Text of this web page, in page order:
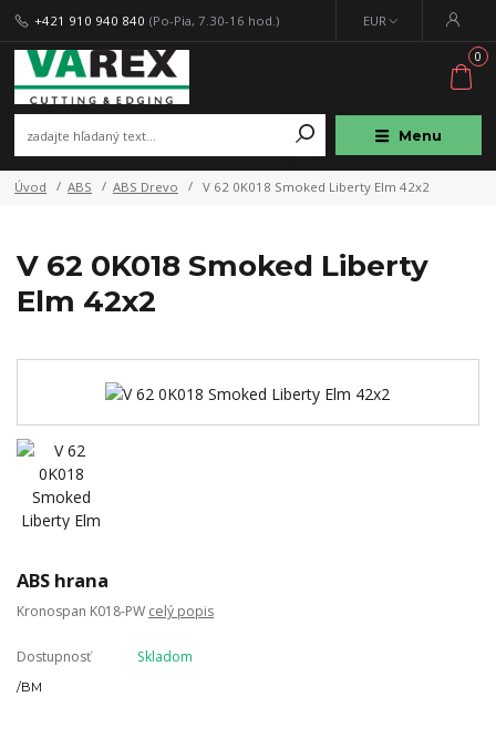
Menu
EUR
+421 910 940 840 (Po-Pia, 7.30-16 hod.)
0
Úvod ABS ABS Drevo V 62 0K018 Smoked Liberty Elm 42x2
V 62 0K018 Smoked Liberty
Elm 42x2
ABS hrana
Kronospan K018-PW celý popis
Dostupnosť Skladom
/BM